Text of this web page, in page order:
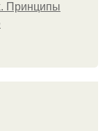
Принципы